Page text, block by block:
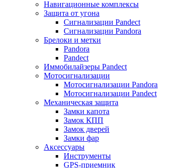
Навигационные комплексы
Защита от угона
Сигнализации Pandect
Сигнализации Pandora
Брелоки и метки
Pandora
Pandect
Иммобилайзеры Pandect
Мотосигнализации
Мотосигнализации Pandora
Мотосигнализации Pandect
Механическая защита
Замки капота
Замок КПП
Замок дверей
Замки фар
Аксессуары
Инструменты
GPS-приемник